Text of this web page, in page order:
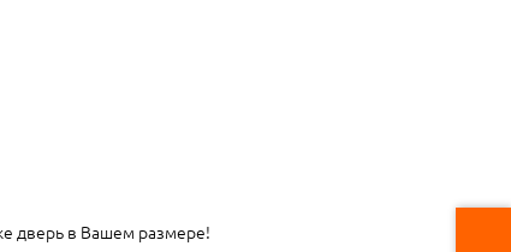
дверь в Вашем размере!